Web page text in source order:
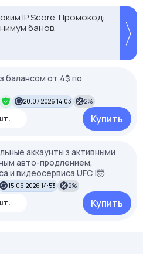
IP Score. Промокод:
банов.
💚 Подберём под ваши
- 20% на всё!
балансом от 4$ по
20.07.2026 14:03 2%
Купить
аккаунты з активными
авто-продлением,
и видеосервиса UFC |🤯
15.06.2026 14:53 2%
Купить